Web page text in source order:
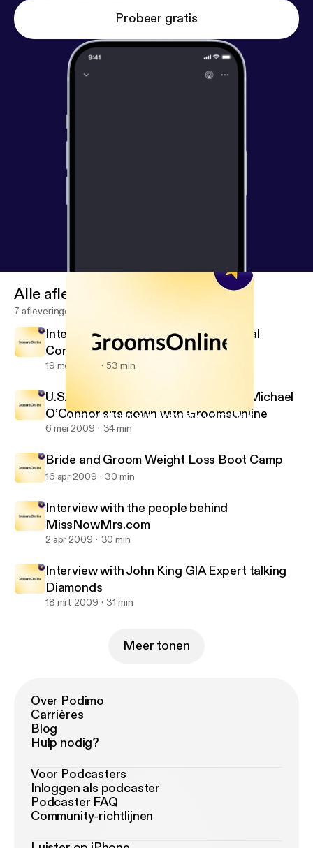
Probeer gratis
Interview with Kim Horn Master Bridal Consultant
GroomsOnline
Alle afleveringen
7 afleveringen
Interview with Kim Horn Master Bridal
Consultant
19 mei 2009 53 min
U.S.-based Jewelry and style expert Michael
O’Connor sits down with GroomsOnline
6 mei 2009 34 min
Bride and Groom Weight Loss Boot Camp
16 apr 2009 30 min
Interview with the people behind
MissNowMrs.com
2 apr 2009 30 min
Interview with John King GIA Expert talking
Diamonds
18 mrt 2009 31 min
Meer tonen
Over Podimo
Carrières
Blog
Hulp nodig?
Voor Podcasters
Inloggen als podcaster
Podcaster FAQ
Community-richtlijnen